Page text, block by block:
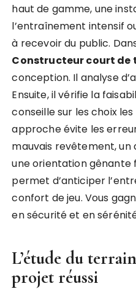
haut de gamme, une
l’entraînement intensif
à recevoir du public.
Constructeur court de
conception. Il analyse
Ensuite, il vérifie la
conseille sur les choix
approche évite les
mauvais revêtement, un
une orientation gênante
permet d’anticiper
confort de jeu. Vous
en sécurité et en
L’étude du
projet réussi